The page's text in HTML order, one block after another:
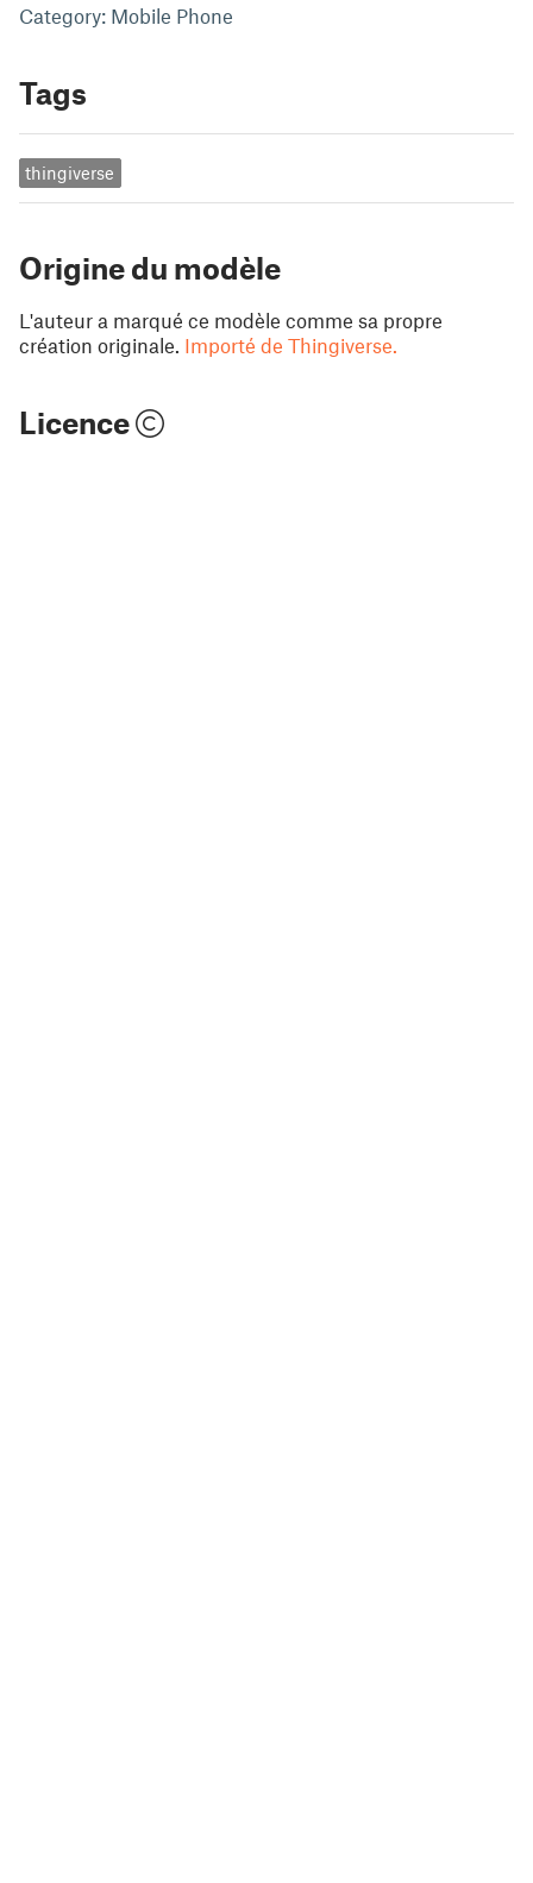
Category: Mobile Phone
Tags
thingiverse
Origine du modèle
L'auteur a marqué ce modèle comme sa propre
création originale. Importé de Thingiverse.
Licence